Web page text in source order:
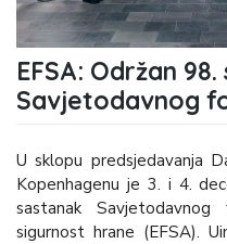
EFSA: Održan
Savjetodavnog
U sklopu predsjedavanja
Kopenhagenu je 3. i 4.
sastanak
sigurnost hrane (EFSA).